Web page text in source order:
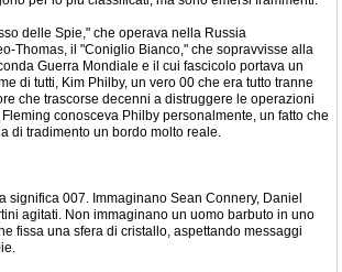
delle Spie," che operava nella Russia
Thomas, il "Coniglio Bianco," che sopravvisse alla
Guerra Mondiale e il cui fascicolo portava un
di tutti, Kim Philby, un vero 00 che era tutto tranne
che trascorse decenni a distruggere le operazioni
conosceva Philby personalmente, un fatto che
di tradimento un bordo molto reale.
significa 007. Immaginano Sean Connery, Daniel
agitati. Non immaginano un uomo barbuto in uno
fissa una sfera di cristallo, aspettando messaggi